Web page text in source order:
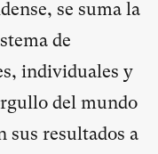
se suma la
de
individuales y
del mundo
sus resultados a